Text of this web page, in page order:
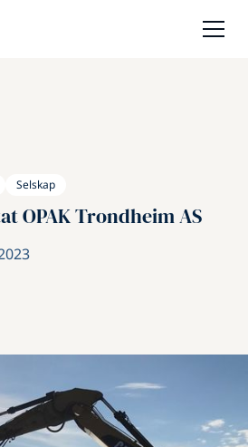
Selskap
OPAK Trondheim AS